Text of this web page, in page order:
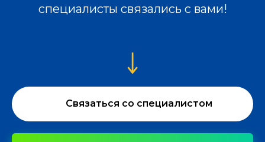
специалисты связались с вами!
Связаться со специалистом